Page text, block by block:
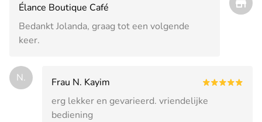
Élance Boutique Café
Bedankt Jolanda, graag tot een volgende
keer.
N.
Frau N. Kayim
erg lekker en gevarieerd. vriendelijke
bediening